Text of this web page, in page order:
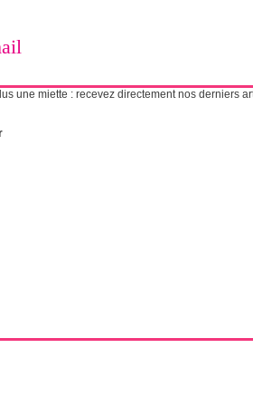
une miette : recevez directement nos derniers